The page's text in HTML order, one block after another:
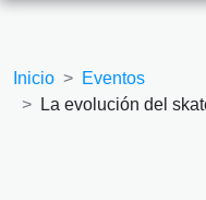
Inicio
Eventos
La evolución del